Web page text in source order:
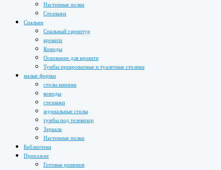
Настенные полки
Стеллажи
Спальни
Спальный гарнитур
кровати
Комоды
Основание для кровати
Тумбы прикроватные и туалетные столики
малые формы
столы книжки
комоды
стеллажи
журнальные столы
тумбы под телевизор
Зеркала
Настенные полки
Библиотеки
Прихожие
Готовые решения